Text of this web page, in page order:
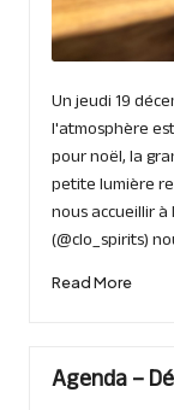
Un jeudi 19
l'atmosphère
pour noël, la
petite lumière
nous accueillir
(@clo_spirits)
Read More
Agenda –